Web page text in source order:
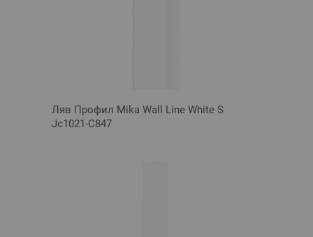
Ляв Профил Mika Wall Line White S
Jc1021-C847